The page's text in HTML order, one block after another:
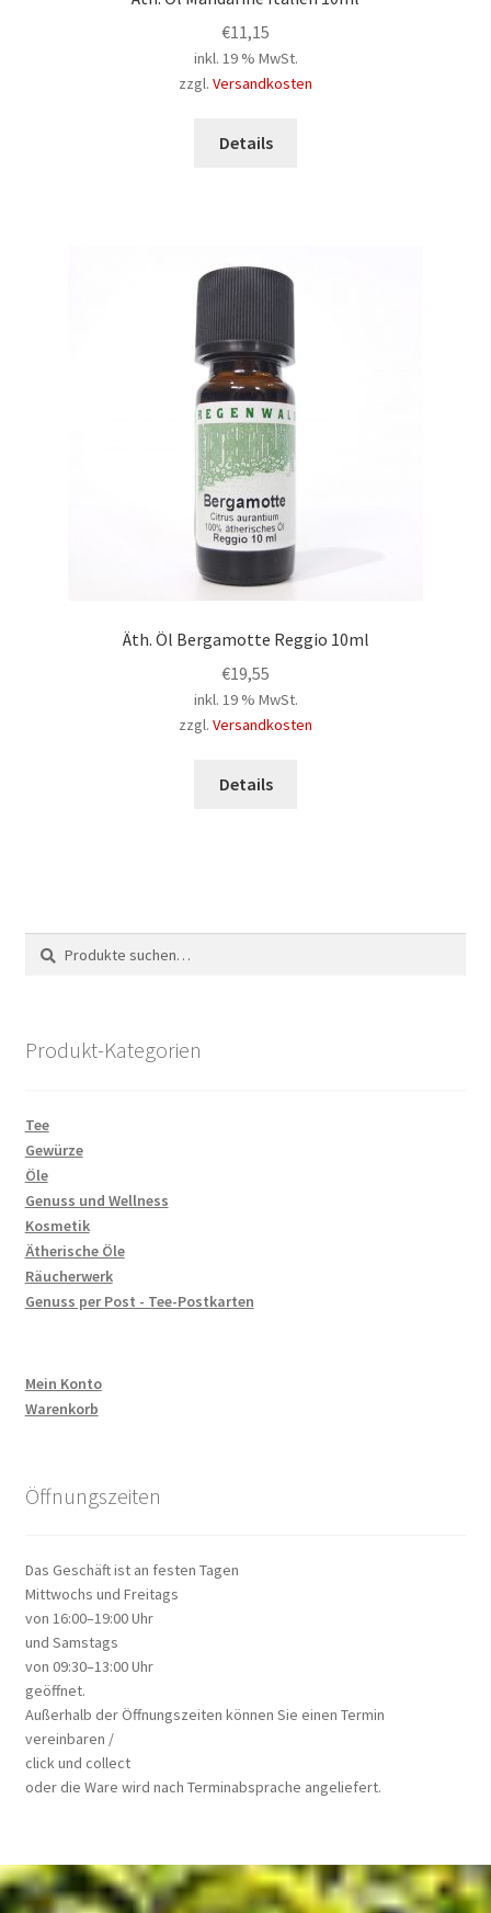
€11,15
inkl. 19 % MwSt.
zzgl. Versandkosten
Details
Äth. Öl Bergamotte Reggio 10ml
€19,55
inkl. 19 % MwSt.
zzgl. Versandkosten
Details
Suche
nach:
Suchen
Produkt-Kategorien
Tee
Gewürze
Öle
Genuss und Wellness
Kosmetik
Ätherische Öle
Räucherwerk
Genuss per Post - Tee-Postkarten
Mein Konto
Warenkorb
Öffnungszeiten
Das Geschäft ist an festen Tagen
Mittwochs und Freitags
von 16:00–19:00 Uhr
und Samstags
von 09:30–13:00 Uhr
geöffnet.
Außerhalb der Öffnungszeiten können Sie einen Termin
vereinbaren /
click und collect
oder die Ware wird nach Terminabsprache angeliefert.